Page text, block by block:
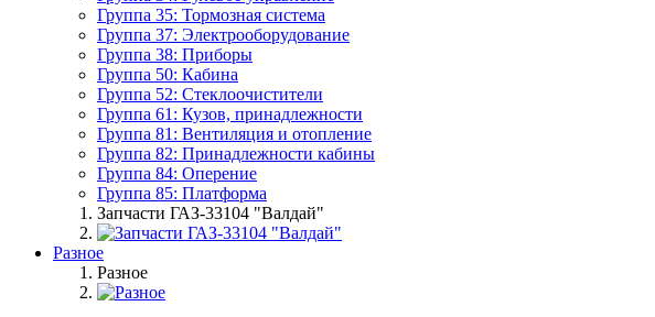
Группа 35: Тормозная система
Группа 37: Электрооборудование
Группа 38: Приборы
Группа 50: Кабина
Группа 52: Стеклоочистители
Группа 61: Кузов, принадлежности
Группа 81: Вентиляция и отопление
Группа 82: Принадлежности кабины
Группа 84: Оперение
Группа 85: Платформа
Запчасти ГАЗ-33104 "Валдай"
Разное
Разное